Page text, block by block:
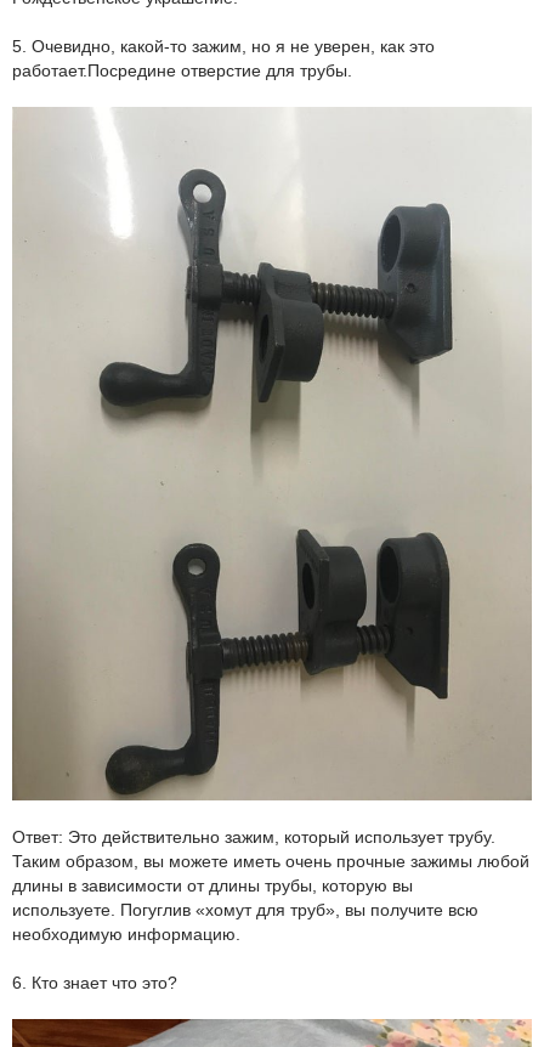
5. Очевидно, какой-то зажим, но я не уверен, как это
работает.Посредине отверстие для трубы.
Ответ: Это действительно зажим, который использует трубу.
Таким образом, вы можете иметь очень прочные зажимы любой
длины в зависимости от длины трубы, которую вы
используете. Погуглив «хомут для труб», вы получите всю
необходимую информацию.
6. Кто знает что это?